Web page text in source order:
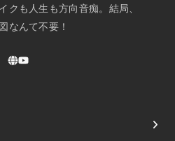
クも人生も方向音痴。結局、
なんて不要！